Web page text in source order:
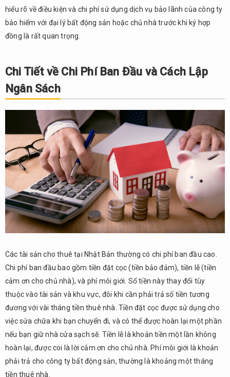
hiểu rõ về điều kiện và chi phí sử dụng dịch vụ bảo lãnh của công ty
bảo hiểm với đại lý bất động sản hoặc chủ nhà trước khi ký hợp
đồng là rất quan trọng.
Chi Tiết về Chi Phí Ban Đầu và Cách Lập
Ngân Sách
Các tài sản cho thuê tại Nhật Bản thường có chi phí ban đầu cao.
Chi phí ban đầu bao gồm tiền đặt cọc (tiền bảo đảm), tiền lễ (tiền
cảm ơn cho chủ nhà), và phí môi giới. Số tiền này thay đổi tùy
thuộc vào tài sản và khu vực, đôi khi cần phải trả số tiền tương
đương với vài tháng tiền thuê nhà. Tiền đặt cọc được sử dụng cho
việc sửa chữa khi bạn chuyển đi, và có thể được hoàn lại một phần
nếu bạn giữ nhà cửa sạch sẽ. Tiền lễ là khoản tiền một lần không
hoàn lại, được coi là lời cảm ơn cho chủ nhà. Phí môi giới là khoản
phải trả cho công ty bất động sản, thường là khoảng một tháng
tiền thuê nhà.